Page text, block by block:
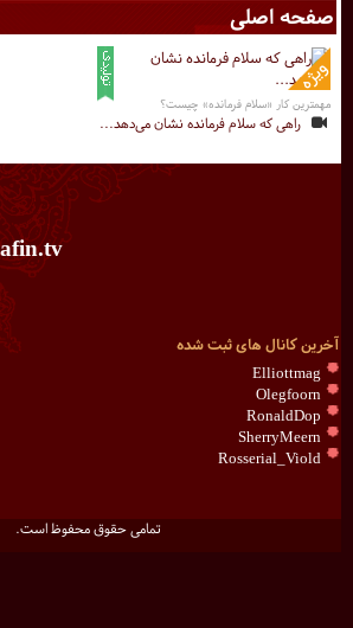
صفحه اصلی
مهمترین کار «سلام فرمانده» چیست؟
راهی که سلام فرمانده نشان می‌دهد...
آخرین کانال های ثبت شده
Elliottmag
Olegfoorn
RonaldDop
SherryMeern
Rosserial_Viold
تمامی حقوق محفوظ است.